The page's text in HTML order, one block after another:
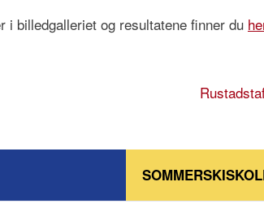
i billedgalleriet og resultatene finner du